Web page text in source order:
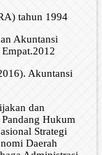
tahun 1994
Akuntansi
Akuntansi
dan
Hukum
Strategi
Daerah